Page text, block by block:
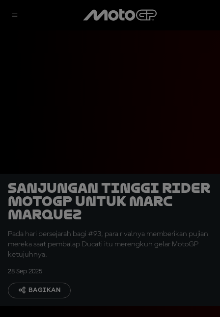
Sanjungan Tinggi Rider
MotoGP untuk Marc
Marquez
Pada hari bersejarah bagi #93, para rivalnya memberikan pujian
mereka saat pembalap Ducati itu merengkuh gelar MotoGP
ketujuhnya.
28 Sep 2025
BAGIKAN